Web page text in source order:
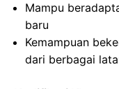
Mampu
baru
Kemampuan
dari berbagai